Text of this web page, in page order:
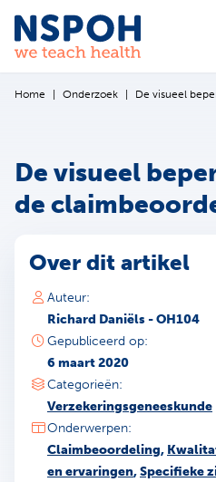
Ga naar de inhoud
Home Onderzoek De visueel
De visueel
de
Over dit artikel
Auteur:
Richard Daniëls - OH104
Gepubliceerd op:
6 maart 2020
Categorieën:
Verzekeringsgeneeskunde
Onderwerpen:
Claimbeoordeling,
en ervaringen,Specifieke